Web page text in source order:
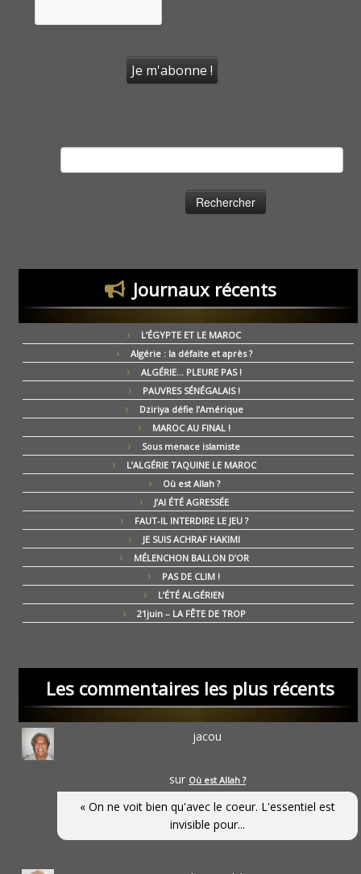
Journaux récents
L’ÉGYPTE ET LE MAROC
Algérie : la défaite et après ?
ALGÉRIE… PLEURE PAS !
PAUVRES SÉNÉGALAIS !
Dziriya défie l’Amérique
MAROC AU FINAL !
Sous menace islamiste
L’ALGÉRIE TAQUINE LE MAROC
Où est Allah ?
J’AI ÉTÉ AGRESSÉE
FAUT-IL INTERDIRE LE JEU ?
JE SUIS ACHRAF HAKIMI
MÉLENCHON BALLON D’OR
PAS DE CLIM !
L’ÉTÉ ALGÉRIEN
21juin – LA FÊTE DE TROP
Les commentaires les plus récents
jacou
sur Où est Allah ?
« On ne voit bien qu'avec le coeur. L'essentiel est
invisible pour...